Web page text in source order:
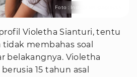
Foto : Instagram @agreyka
Violetha Sianturi, tentu
membahas soal
belakangnya. Violetha
15 tahun asal